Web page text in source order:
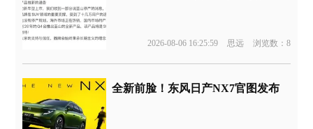
2026-08-06 16:25:59 思远 浏览数：8
全新前脸！东风日产NX7官图发布